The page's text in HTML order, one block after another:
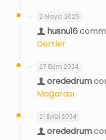
2 Mayıs 2025
husnu16
Dertler
27 Ekim 2024
orededrum
Mağarası
21 Eylül 2024
orededrum